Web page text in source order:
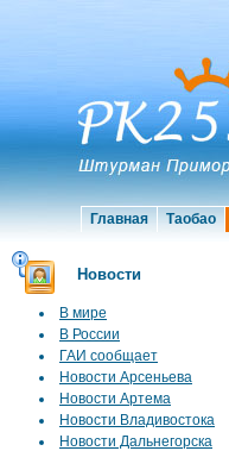
Главная Таобао
Новости
В мире
В России
ГАИ сообщает
Новости Арсеньева
Новости Артема
Новости Владивостока
Новости Дальнегорска